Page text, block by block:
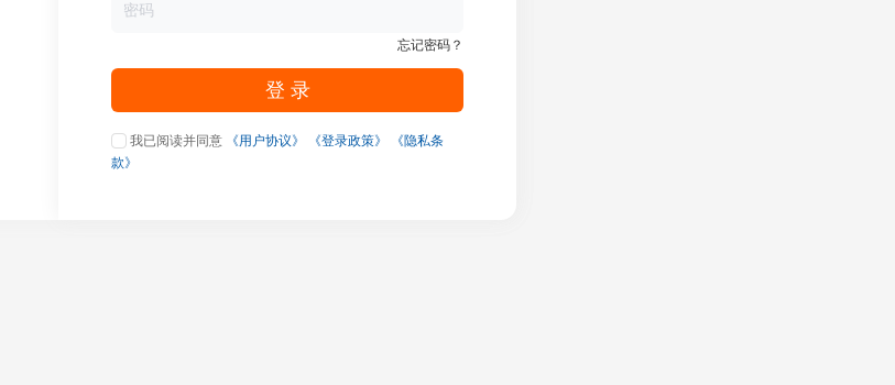
忘记密码？
登 录
我已阅读并同意 《用户协议》 《登录政策》
《隐私条
款》